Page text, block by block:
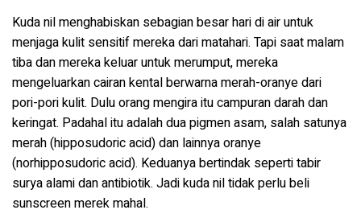
Kuda nil menghabiskan sebagian besar hari di air untuk
menjaga kulit sensitif mereka dari matahari. Tapi saat malam
tiba dan mereka keluar untuk merumput, mereka
mengeluarkan cairan kental berwarna merah-oranye dari
pori-pori kulit. Dulu orang mengira itu campuran darah dan
keringat. Padahal itu adalah dua pigmen asam, salah satunya
merah (hipposudoric acid) dan lainnya oranye
(norhipposudoric acid). Keduanya bertindak seperti tabir
surya alami dan antibiotik. Jadi kuda nil tidak perlu beli
sunscreen merek mahal.